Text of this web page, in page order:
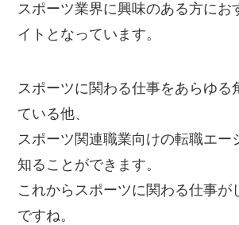
スポーツ業界に興味のある方にお
イトとなっています。
スポーツに関わる仕事をあらゆる
ている他、
スポーツ関連職業向けの転職エー
知ることができます。
これからスポーツに関わる仕事が
ですね。